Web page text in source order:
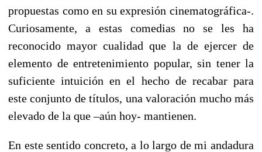
propuestas como en su expresión cinematográfica-.
Curiosamente, a estas comedias no se les ha
reconocido mayor cualidad que la de ejercer de
elemento de entretenimiento popular, sin tener la
suficiente intuición en el hecho de recabar para
este conjunto de títulos, una valoración mucho más
elevado de la que –aún hoy- mantienen.
En este sentido concreto, a lo largo de mi andadura